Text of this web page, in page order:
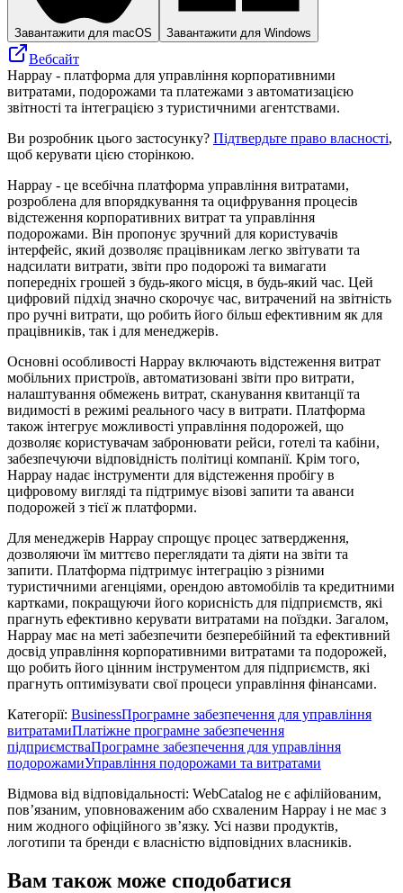
Завантажити для macOS Завантажити для Windows
Вебсайт
Happay - платформа для управління корпоративними
витратами, подорожами та платежами з автоматизацією
звітності та інтеграцією з туристичними агентствами.
Ви розробник цього застосунку? Підтвердьте право власності,
щоб керувати цією сторінкою.
Happay - це всебічна платформа управління витратами,
розроблена для впорядкування та оцифрування процесів
відстеження корпоративних витрат та управління
подорожами. Він пропонує зручний для користувачів
інтерфейс, який дозволяє працівникам легко звітувати та
надсилати витрати, звіти про подорожі та вимагати
попередніх грошей з будь-якого місця, в будь-який час. Цей
цифровий підхід значно скорочує час, витрачений на звітність
про ручні витрати, що робить його більш ефективним як для
працівників, так і для менеджерів.
Основні особливості Happay включають відстеження витрат
мобільних пристроїв, автоматизовані звіти про витрати,
налаштування обмежень витрат, сканування квитанції та
видимості в режимі реального часу в витрати. Платформа
також інтегрує можливості управління подорожей, що
дозволяє користувачам забронювати рейси, готелі та кабіни,
забезпечуючи відповідність політиці компанії. Крім того,
Happay надає інструменти для відстеження пробігу в
цифровому вигляді та підтримує візові запити та аванси
подорожей з тієї ж платформи.
Для менеджерів Happay спрощує процес затвердження,
дозволяючи їм миттєво переглядати та діяти на звіти та
запити. Платформа підтримує інтеграцію з різними
туристичними агенціями, орендою автомобілів та кредитними
картками, покращуючи його корисність для підприємств, які
прагнуть ефективно керувати витратами на поїздки. Загалом,
Happay має на меті забезпечити безперебійний та ефективний
досвід управління корпоративними витратами та подорожей,
що робить його цінним інструментом для підприємств, які
прагнуть оптимізувати свої процеси управління фінансами.
Категорії: BusinessПрограмне забезпечення для управління
витратамиПлатіжне програмне забезпечення
підприємстваПрограмне забезпечення для управління
подорожамиУправління подорожами та витратами
Відмова від відповідальності: WebCatalog не є афілійованим,
пов’язаним, уповноваженим або схваленим Happay і не має з
ним жодного офіційного зв’язку. Усі назви продуктів,
логотипи та бренди є власністю відповідних власників.
Вам також може сподобатися